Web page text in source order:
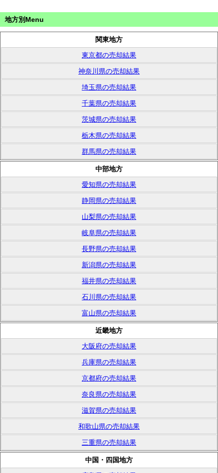
地方別Menu
関東地方
東京都の売却結果
神奈川県の売却結果
埼玉県の売却結果
千葉県の売却結果
茨城県の売却結果
栃木県の売却結果
群馬県の売却結果
中部地方
愛知県の売却結果
静岡県の売却結果
山梨県の売却結果
岐阜県の売却結果
長野県の売却結果
新潟県の売却結果
福井県の売却結果
石川県の売却結果
富山県の売却結果
近畿地方
大阪府の売却結果
兵庫県の売却結果
京都府の売却結果
奈良県の売却結果
滋賀県の売却結果
和歌山県の売却結果
三重県の売却結果
中国・四国地方